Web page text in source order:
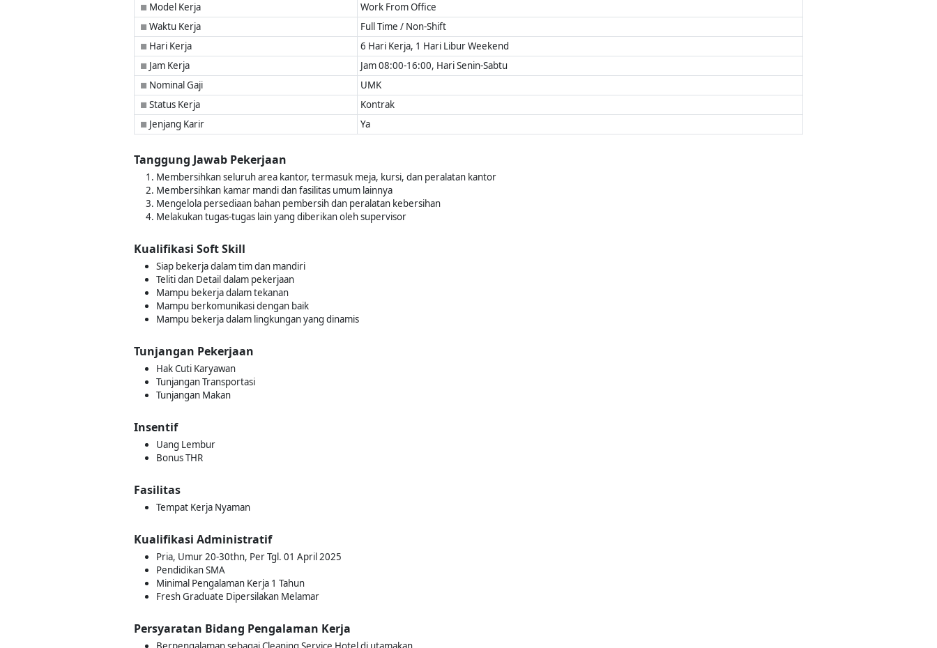
■ Model Kerja Work From Office
■ Waktu Kerja Full Time / Non-Shift
■ Hari Kerja 6 Hari Kerja, 1 Hari Libur Weekend
■ Jam Kerja Jam 08:00-16:00, Hari Senin-Sabtu
■ Nominal Gaji UMK
■ Status Kerja Kontrak
■ Jenjang Karir Ya
Tanggung Jawab Pekerjaan
Membersihkan seluruh area kantor, termasuk meja, kursi, dan peralatan kantor
Membersihkan kamar mandi dan fasilitas umum lainnya
Mengelola persediaan bahan pembersih dan peralatan kebersihan
Melakukan tugas-tugas lain yang diberikan oleh supervisor
Kualifikasi Soft Skill
Siap bekerja dalam tim dan mandiri
Teliti dan Detail dalam pekerjaan
Mampu bekerja dalam tekanan
Mampu berkomunikasi dengan baik
Mampu bekerja dalam lingkungan yang dinamis
Tunjangan Pekerjaan
Hak Cuti Karyawan
Tunjangan Transportasi
Tunjangan Makan
Insentif
Uang Lembur
Bonus THR
Fasilitas
Tempat Kerja Nyaman
Kualifikasi Administratif
Pria, Umur 20-30thn, Per Tgl. 01 April 2025
Pendidikan SMA
Minimal Pengalaman Kerja 1 Tahun
Fresh Graduate Dipersilakan Melamar
Persyaratan Bidang Pengalaman Kerja